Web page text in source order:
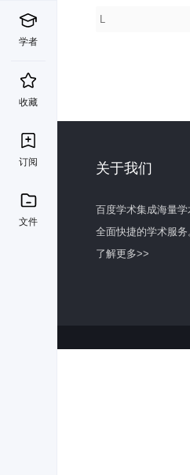
学者
收藏
订阅
文件
L
关于我们
百度学术集成海量
全面快捷的学术服务
了解更多>>